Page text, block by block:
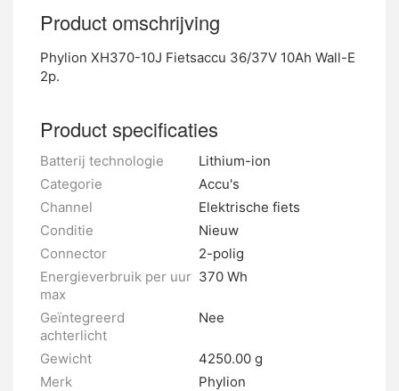
Product omschrijving
Phylion XH370-10J Fietsaccu 36/37V 10Ah Wall-E
2p.
Product specificaties
Batterij technologie
Lithium-ion
Categorie
Accu's
Channel
Elektrische fiets
Conditie
Nieuw
Connector
2-polig
Energieverbruik per uur
max
370 Wh
Geïntegreerd
achterlicht
Nee
Gewicht
4250.00 g
Merk
Phylion